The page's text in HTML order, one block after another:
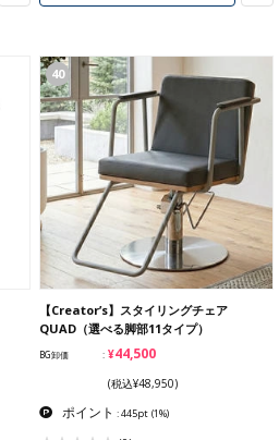
40
【Creator’s】スタイリングチェア
QUAD（選べる脚部11タイプ）
BG卸価 ¥44,500
(税込¥48,950)
ポイント : 445pt (1%)